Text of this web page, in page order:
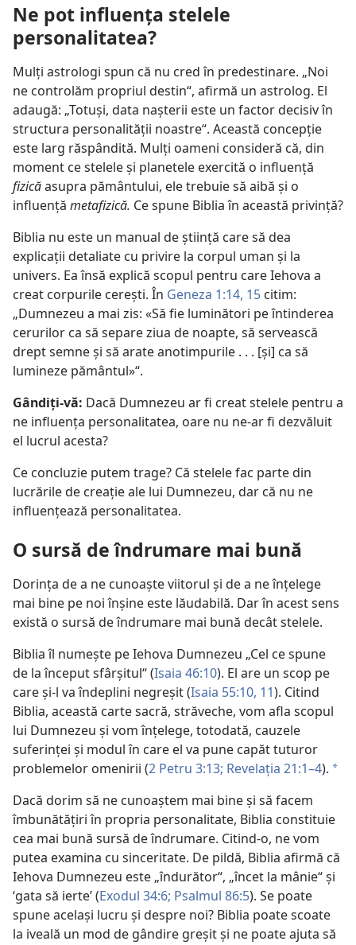
Ne pot influenţa stelele
personalitatea?
Mulţi astrologi spun că nu cred în predestinare. „Noi
ne controlăm propriul destin“, afirmă un astrolog. El
adaugă: „Totuşi, data naşterii este un factor decisiv în
structura personalităţii noastre“. Această concepţie
este larg răspândită. Mulţi oameni consideră că, din
moment ce stelele şi planetele exercită o influenţă
fizicăasupra pământului, ele trebuie să aibă şi o
influenţă metafizică. Ce spune Biblia în această privinţă?
Biblia nu este un manual de ştiinţă care să dea
explicaţii detaliate cu privire la corpul uman şi la
univers. Ea însă explică scopul pentru care Iehova a
creat corpurile cereşti. În Geneza 1:14, 15 citim:
„Dumnezeu a mai zis: «Să fie luminători pe întinderea
cerurilor ca să separe ziua de noapte, să servească
drept semne şi să arate anotimpurile . . . [şi] ca să
lumineze pământul»“.
Gândiţi-vă: Dacă Dumnezeu ar fi creat stelele pentru a
ne influenţa personalitatea, oare nu ne-ar fi dezvăluit
el lucrul acesta?
Ce concluzie putem trage? Că stelele fac parte din
lucrările de creaţie ale lui Dumnezeu, dar că nu ne
influenţează personalitatea.
O sursă de îndrumare mai bună
Dorinţa de a ne cunoaşte viitorul şi de a ne înţelege
mai bine pe noi înşine este lăudabilă. Dar în acest sens
există o sursă de îndrumare mai bună decât stelele.
Biblia îl numeşte pe Iehova Dumnezeu „Cel ce spune
de la început sfârşitul“ (Isaia 46:10). El are un scop pe
care şi-l va îndeplini negreşit (Isaia 55:10, 11). Citind
Biblia, această carte sacră, străveche, vom afla scopul
lui Dumnezeu şi vom înţelege, totodată, cauzele
suferinţei şi modul în care el va pune capăt tuturor
problemelor omenirii (2 Petru 3:13; Revelaţia 21:1–4). *
Dacă dorim să ne cunoaştem mai bine şi să facem
îmbunătăţiri în propria personalitate, Biblia constituie
cea mai bună sursă de îndrumare. Citind-o, ne vom
putea examina cu sinceritate. De pildă, Biblia afirmă că
Iehova Dumnezeu este „îndurător“, „încet la mânie“ şi
‘gata să ierte’ (Exodul 34:6; Psalmul 86:5). Se poate
spune acelaşi lucru şi despre noi? Biblia poate scoate
la iveală un mod de gândire greşit şi ne poate ajuta să